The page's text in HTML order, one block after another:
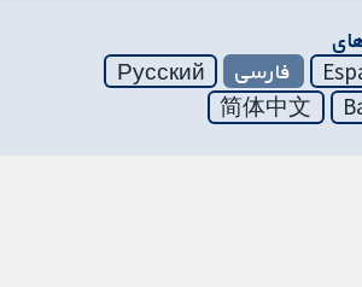
فارسی
Русский
简体中文